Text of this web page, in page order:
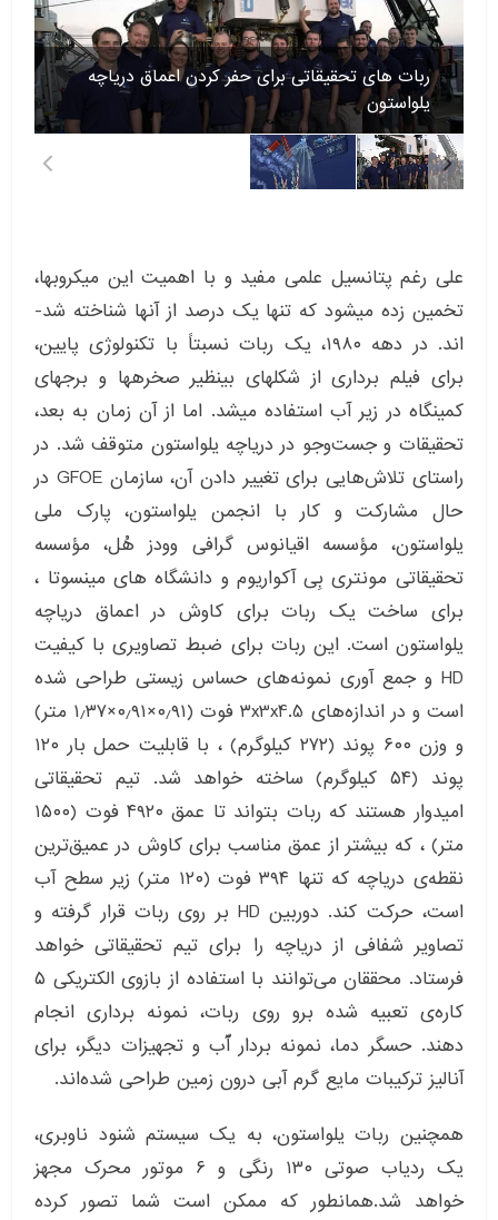
ربات های تحقیقاتی برای حفر کردن اعماق دریاچه
یلواستون
علی رغم پتانسیل علمی مفید و با اهمیت این میکروب­ها،
تخمین زده می­شود که تنها یک درصد از آن­ها شناخته شد­
اند. در دهه ۱۹۸۰، یک ربات نسبتاً با تکنولوژی پایین،
برای فیلم برداری از شکل­های بی­نظیر صخره­ها و برج­های
کمین­گاه در زیر آب استفاده می­شد. اما از آن زمان به بعد،
تحقیقات و جست‌وجو در دریاچه یلواستون متوقف شد. در
راستای تلاش‌هایی برای تغییر دادن آن، سازمان GFOE در
حال مشارکت و کار با انجمن یلواستون، پارک ملی
یلواستون، مؤسسه اقیانوس گرافی وودز هُل، مؤسسه
تحقیقاتی مونتری بِی آکواریوم و دانشگاه های مینسوتا ،
برای ساخت یک ربات برای کاوش در اعماق دریاچه
یلواستون است. این ربات برای ضبط تصاویری با کیفیت
HD و جمع ‌آوری نمونه‌های حساس زیستی طراحی شده
است و در اندازه‌های ۳x3x4.5 فوت (۰٫۹۱×۰٫۹۱×۱٫۳۷ متر)
و وزن ۶۰۰ پوند (۲۷۲ کیلوگرم) ، با قابلیت حمل بار ۱۲۰
پوند (۵۴ کیلوگرم) ساخته خواهد شد. تیم تحقیقاتی
امیدوار هستند که ربات بتواند تا عمق ۴۹۲۰ فوت (۱۵۰۰
متر) ، که بیشتر از عمق مناسب برای کاوش در عمیق‌ترین
نقطه‌ی دریاچه که تنها ۳۹۴ فوت (۱۲۰ متر) زیر سطح آب
است، حرکت کند. دوربین HD بر روی ربات قرار گرفته و
تصاویر شفافی از دریاچه را برای تیم تحقیقاتی خواهد
فرستاد. محققان می‌توانند با استفاده از بازوی الکتریکی ۵
کاره‌ی تعبیه شده برو روی ربات، نمونه برداری انجام
دهند. حسگر دما، نمونه بردار آّب و تجهیزات دیگر، برای
آنالیز ترکیبات مایع گرم‌ آبی درون زمین طراحی شده‌اند.
همچنین ربات یلواستون، به یک سیستم شنود ناوبری،
یک ردیاب صوتی ۱۳۰ رنگی و ۶ موتور محرک مجهز
خواهد شد.همانطور که ممکن است شما تصور کرده